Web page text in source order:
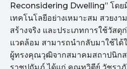
Reconsidering Dwelling” โดย
เทคโนโลยีอย่างเหมาะสม สวยงา
สร้างจริง และประเภทการใช้วัสดุ
แวดล้อม สามารถนำกลับมาใช้ได้
ผู้ทรงคุณวุฒิจากสมาคมสถาปนิก